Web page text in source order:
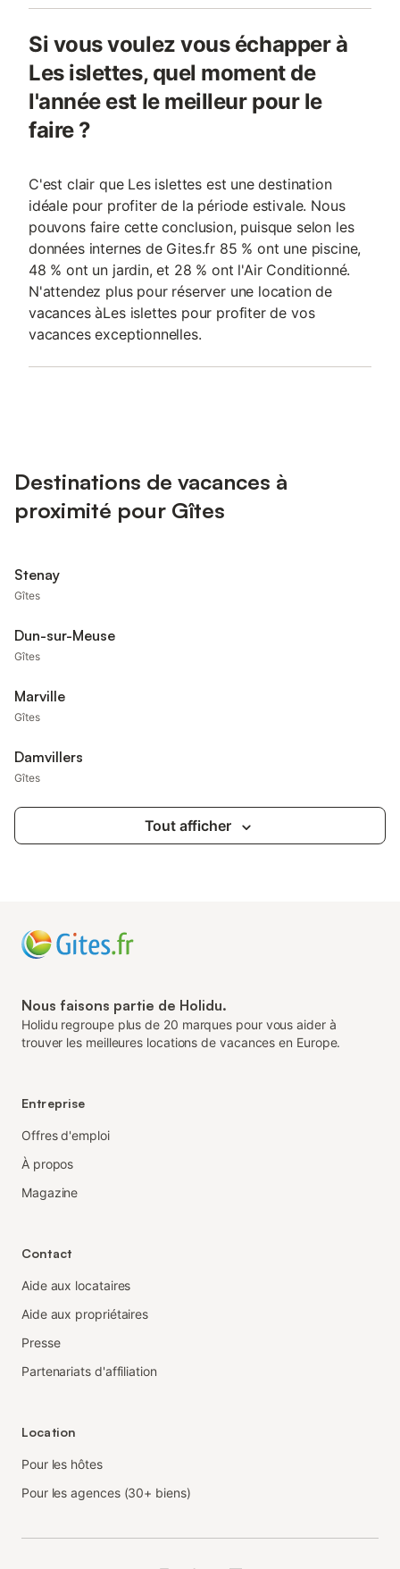
Si vous voulez vous échapper à
Les islettes, quel moment de
l'année est le meilleur pour le
faire ?
C'est clair que Les islettes est une destination
idéale pour profiter de la période estivale. Nous
pouvons faire cette conclusion, puisque selon les
données internes de Gites.fr 85 % ont une piscine,
48 % ont un jardin, et 28 % ont l'Air Conditionné.
N'attendez plus pour réserver une location de
vacances àLes islettes pour profiter de vos
vacances exceptionnelles.
Destinations de vacances à
proximité pour Gîtes
Stenay
Gîtes
Dun-sur-Meuse
Gîtes
Marville
Gîtes
Damvillers
Gîtes
Tout afficher
Nous faisons partie de Holidu.
Holidu regroupe plus de 20 marques pour vous aider à
trouver les meilleures locations de vacances en Europe.
Entreprise
Offres d'emploi
À propos
Magazine
Contact
Aide aux locataires
Aide aux propriétaires
Presse
Partenariats d'affiliation
Location
Pour les hôtes
Pour les agences (30+ biens)